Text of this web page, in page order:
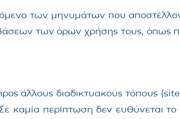
των μηνυμάτων που
των όρων χρήσης τους, όπως
άλλους διαδικτυακούς τόπους
καμία περίπτωση δεν ευθύνεται